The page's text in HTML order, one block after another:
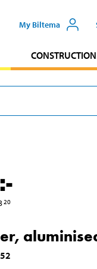
My Biltema
CONSTRUCTION
:-
20